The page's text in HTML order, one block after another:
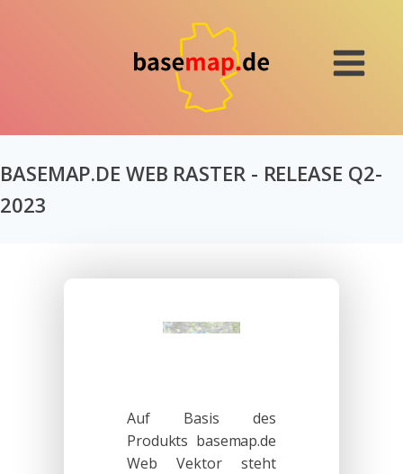
BASEMAP.DE WEB RASTER - RELEASE Q2-
2023
Auf Basis des
Produkts basemap.de
Web Vektor steht